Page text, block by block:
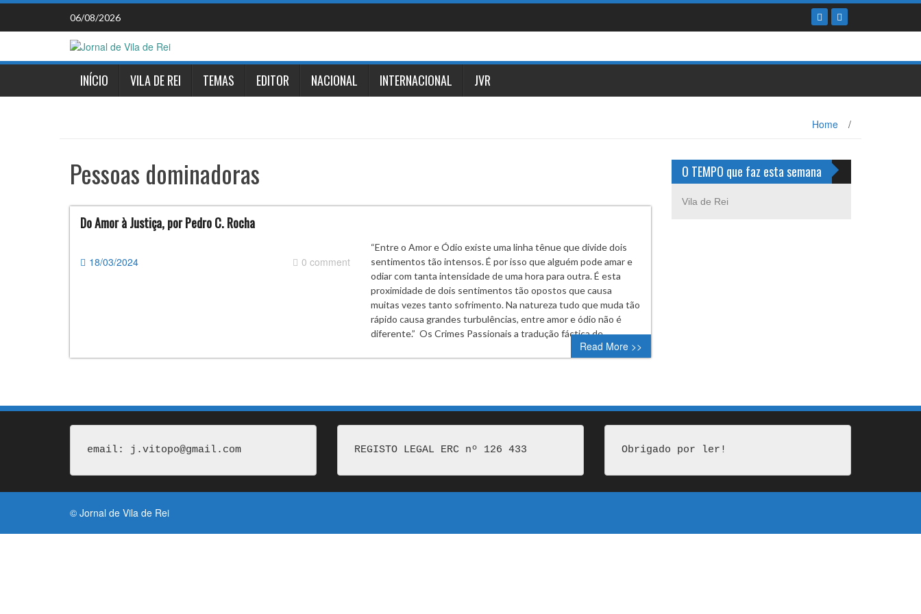
Skip
content
06/08/2026
INÍCIO VILA DE REI TEMAS EDITOR NACIONAL INTERNACIONAL JVR
Home /
Pessoas dominadoras
Do Amor à Justiça, por Pedro C. Rocha
18/03/2024 0 comment
“Entre o Amor e Ódio existe uma linha tênue que divide dois
sentimentos tão intensos. É por isso que alguém pode amar e
odiar com tanta intensidade de uma hora para outra. É esta
proximidade de dois sentimentos tão opostos que causa
muitas vezes tanto sofrimento. Na natureza tudo que muda tão
rápido causa grandes turbulências, entre amor e ódio não é
diferente.” Os Crimes Passionais a tradução fáctica de…
Read More >>
O TEMPO que faz esta semana
Vila de Rei
email: j.vitopo@gmail.com REGISTO LEGAL ERC nº 126 433 Obrigado por ler!
© Jornal de Vila de Rei